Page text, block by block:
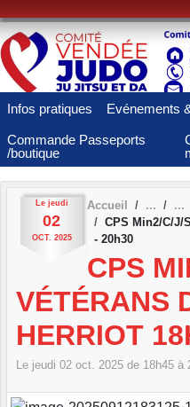
Infos pratiques Evénements
Commande Passeports
/boutique
Le jeudi
02
OCT. 2025
Accueil
CPS Min2/C/J/
- 20h30
CPS
VÉTÉRANS
HERRIOT
Le jeudi 02 oct. 2025 de 18h45 à